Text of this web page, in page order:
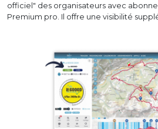
officiel" des organisateurs avec
Premium pro. Il offre une visibilité